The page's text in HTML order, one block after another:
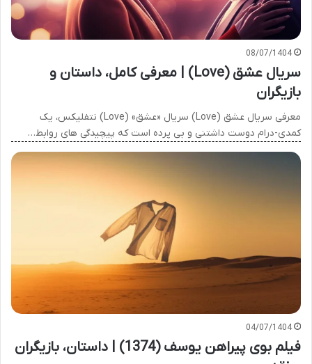
08/07/1404
سریال عشق (Love) | معرفی کامل، داستان و
بازیگران
معرفی سریال عشق (Love) سریال «عشق» (Love) نتفلیکس، یک
کمدی-درام دوست داشتنی و بی پرده است که پیچیدگی های روابط…
04/07/1404
فیلم بوی پیراهن یوسف (1374) | داستان، بازیگران